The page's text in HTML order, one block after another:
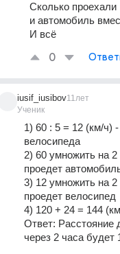
Сколько проехали
и автомобиль
И всё
0
iusif_iusibov
Ученик
11лет
1) 60 : 5 = 12 (км/ч)
велосипеда
2) 60 умножить на
проедет
3) 12 умножить на
проедет велосипед
4) 120 + 24 = 144
Ответ: Расстояние
через 2 часа будет